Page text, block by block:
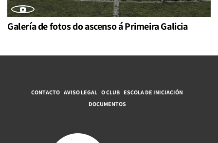
Galería de fotos do ascenso á Primeira Galicia
CONTACTO AVISO LEGAL O CLUB ESCOLA DE INICIACIÓN
DOCUMENTOS